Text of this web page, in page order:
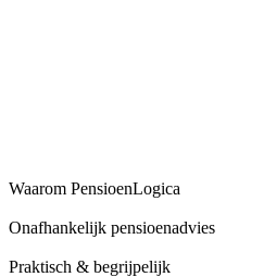
Waarom PensioenLogica
Onafhankelijk pensioenadvies
Praktisch & begrijpelijk